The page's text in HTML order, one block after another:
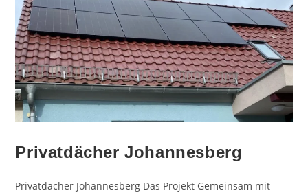
Privatdächer Johannesberg
Privatdächer Johannesberg Das Projekt Gemeinsam mit